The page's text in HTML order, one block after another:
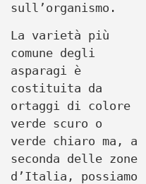
sull’organismo.
La varietà più
comune degli
asparagi è
costituita da
ortaggi di colore
verde scuro o
verde chiaro ma, a
seconda delle zone
d’Italia, possiamo